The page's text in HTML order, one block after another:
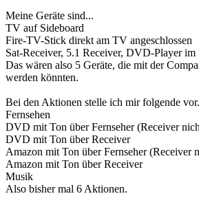
Meine Geräte sind...
TV auf Sideboard
Fire-TV-Stick direkt am TV angeschlossen
Sat-Receiver, 5.1 Receiver, DVD-Player im
Das wären also 5 Geräte, die mit der
werden könnten.
Bei den Aktionen stelle ich mir folgende
Fernsehen
DVD mit Ton über Fernseher (Receiver
DVD mit Ton über Receiver
Amazon mit Ton über Fernseher (Receiver
Amazon mit Ton über Receiver
Musik
Also bisher mal 6 Aktionen.